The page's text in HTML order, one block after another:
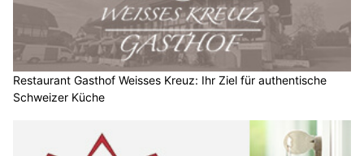
Restaurant Gasthof Weisses Kreuz: Ihr Ziel für authentische
Schweizer Küche